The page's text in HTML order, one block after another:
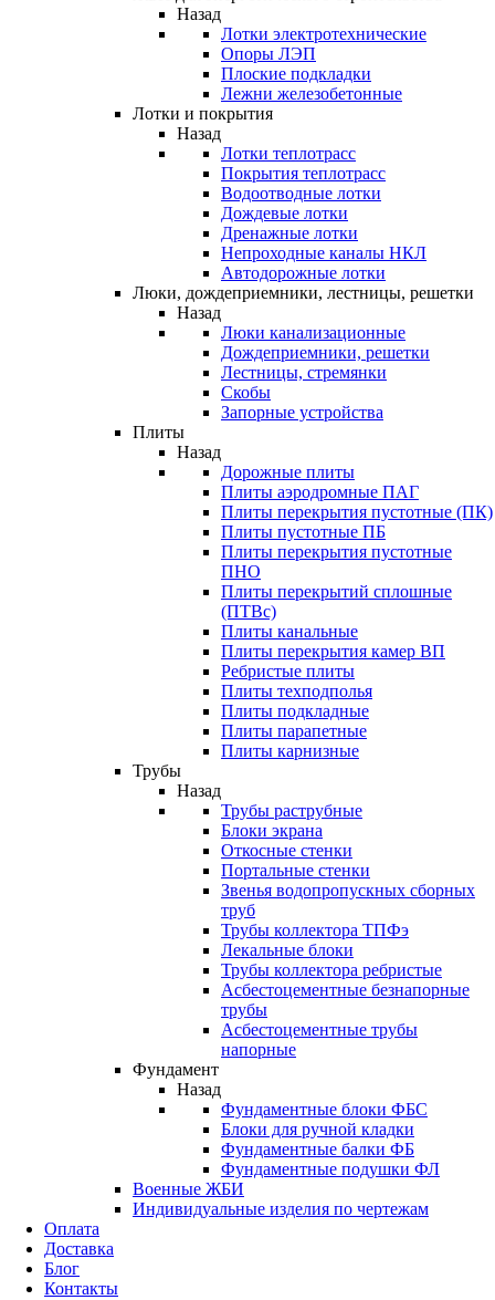
Назад
Лотки электротехнические
Опоры ЛЭП
Плоские подкладки
Лежни железобетонные
Лотки и покрытия
Назад
Лотки теплотрасс
Покрытия теплотрасс
Водоотводные лотки
Дождевые лотки
Дренажные лотки
Непроходные каналы НКЛ
Автодорожные лотки
Люки, дождеприемники, лестницы, решетки
Назад
Люки канализационные
Дождеприемники, решетки
Лестницы, стремянки
Скобы
Запорные устройства
Плиты
Назад
Дорожные плиты
Плиты аэродромные ПАГ
Плиты перекрытия пустотные (ПК)
Плиты пустотные ПБ
Плиты перекрытия пустотные
ПНО
Плиты перекрытий сплошные
(ПТВс)
Плиты канальные
Плиты перекрытия камер ВП
Ребристые плиты
Плиты техподполья
Плиты подкладные
Плиты парапетные
Плиты карнизные
Трубы
Назад
Трубы раструбные
Блоки экрана
Откосные стенки
Портальные стенки
Звенья водопропускных сборных
труб
Трубы коллектора ТПФэ
Лекальные блоки
Трубы коллектора ребристые
Асбестоцементные безнапорные
трубы
Асбестоцементные трубы
напорные
Фундамент
Назад
Фундаментные блоки ФБС
Блоки для ручной кладки
Фундаментные балки ФБ
Фундаментные подушки ФЛ
Военные ЖБИ
Индивидуальные изделия по чертежам
Оплата
Доставка
Блог
Контакты